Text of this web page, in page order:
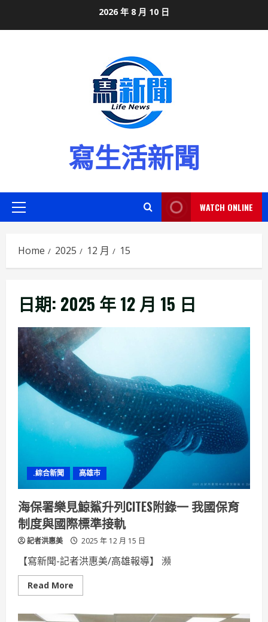
2026 年 8 月 10 日
寫生活新聞
Primary
WATCH ONLINE
Home 2025 12 月 15
日期: 2025 年 12 月 15 日
.綜合新聞 高雄市
海保署樂見鯨鯊升列CITES附錄一 我國保育
制度與國際標準接軌
記者洪惠美 2025 年 12 月 15 日
【寫新聞-記者洪惠美/高雄報導】 瀕
Read More
more
保